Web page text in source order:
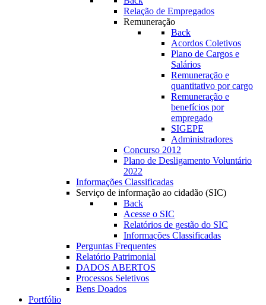
Relação de Empregados
Remuneração
Back
Acordos Coletivos
Plano de Cargos e
Salários
Remuneração e
quantitativo por cargo
Remuneração e
benefícios por
empregado
SIGEPE
Administradores
Concurso 2012
Plano de Desligamento Voluntário
2022
Informações Classificadas
Serviço de informação ao cidadão (SIC)
Back
Acesse o SIC
Relatórios de gestão do SIC
Informações Classificadas
Perguntas Frequentes
Relatório Patrimonial
DADOS ABERTOS
Processos Seletivos
Bens Doados
Portfólio